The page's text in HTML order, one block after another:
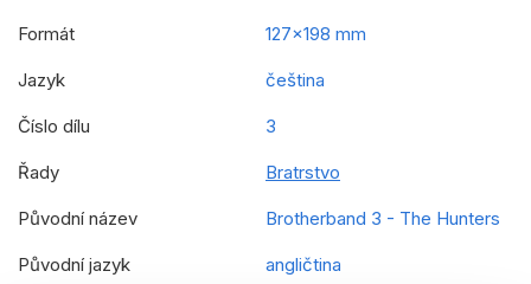
Formát 127x198 mm
Jazyk čeština
Číslo dílu 3
Řady Bratrstvo
Původní název Brotherband 3 - The Hunters
Původní jazyk angličtina